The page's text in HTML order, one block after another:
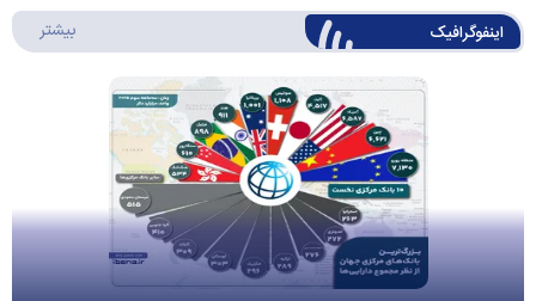
اینفوگرافیک بیشتر